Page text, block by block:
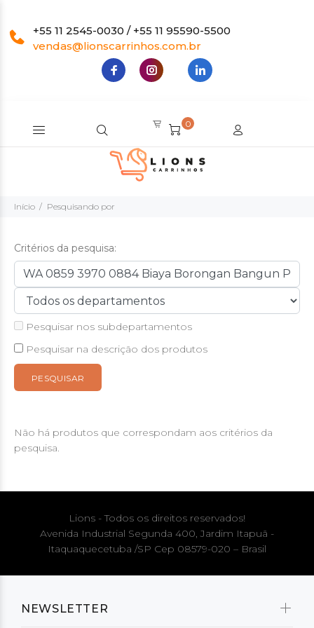
+55 11 2545-0030 / +55 11 95590-5500
vendas@lionscarrinhos.com.br
0
Início Pesquisando por
Critérios da pesquisa:
Pesquisar nos subdepartamentos
Pesquisar na descrição dos produtos
Não há produtos que correspondam aos critérios da
pesquisa.
NEWSLETTER
Lions - Todos os direitos reservados!
Avenida Industrial Segunda 400, Jardim Itapuã -
Itaquaquecetuba /SP Cep 08579-020 – Brasil